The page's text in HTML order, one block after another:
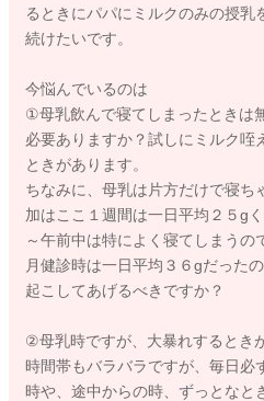
るときにパパにミルクのみの授乳
続けたいです。
今悩んでいるのは
①母乳飲んで寝てしまったときは
必要ありますか？試しにミルク咥
ときがあります。
ちなみに、母乳は片方だけで寝ち
加はここ１週間は一日平均２５g
～午前中は特によく寝てしまうの
月健診時は一日平均３６gだった
起こしてあげるべきですか？
②母乳時ですが、大暴れするとき
時間帯もバラバラですが、毎日必
時や、途中からの時、ずっとなと